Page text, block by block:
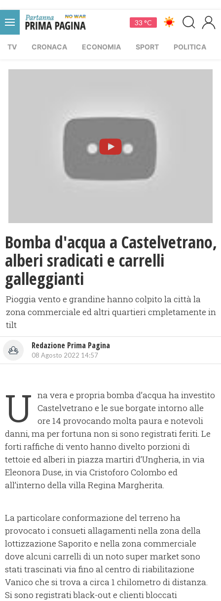
33 °C
TV CRONACA ECONOMIA SPORT POLITICA
Bomba d'acqua a Castelvetrano,
alberi sradicati e carrelli
galleggianti
Pioggia vento e grandine hanno colpito la città la
zona commerciale ed altri quartieri cmpletamente in
tilt
Redazione Prima Pagina
08 Agosto 2022 14:57
U na vera e propria bomba d’acqua ha investito
Castelvetrano e le sue borgate intorno alle
ore 14 provocando molta paura e notevoli
danni, ma per fortuna non si sono registrati feriti. Le
forti raffiche di vento hanno divelto porzioni di
tettoie ed alberi in piazza martiri d’Ungheria, in via
Eleonora Duse, in via Cristoforo Colombo ed
all’interno della villa Regina Margherita.
La particolare conformazione del terreno ha
provocato i consueti allagamenti nella zona della
lottizzazione Saporito e nella zona commerciale
dove alcuni carrelli di un noto super market sono
stati trascinati via fino al centro di riabilitazione
Vanico che si trova a circa 1 chilometro di distanza.
Si sono registrati black-out e clienti bloccati